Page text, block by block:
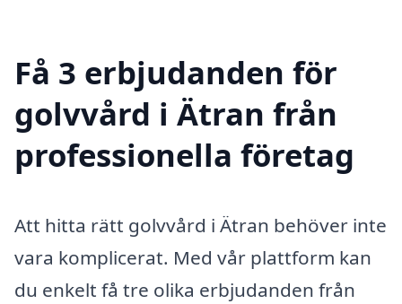
Få 3 erbjudanden för
golvvård i Ätran från
professionella företag
Att hitta rätt golvvård i Ätran behöver inte
vara komplicerat. Med vår plattform kan
du enkelt få tre olika erbjudanden från